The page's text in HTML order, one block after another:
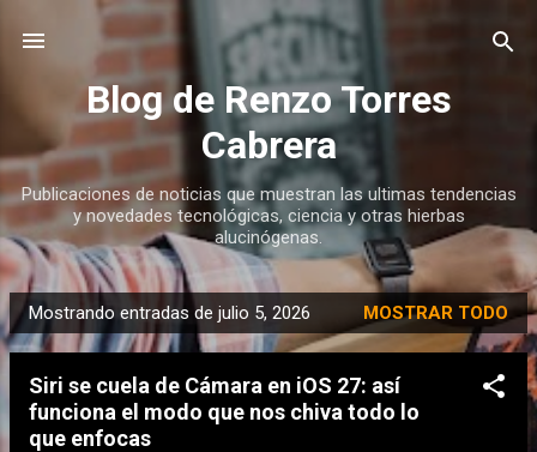
Ir al contenido principal
Blog de Renzo Torres
Cabrera
Publicaciones de noticias que muestran las ultimas tendencias
y novedades tecnológicas, ciencia y otras hierbas
alucinógenas.
E
n
Mostrando entradas de julio 5, 2026 MOSTRAR TODO
Siri se cuela de Cámara en iOS 27: así
funciona el modo que nos chiva todo lo
que enfocas